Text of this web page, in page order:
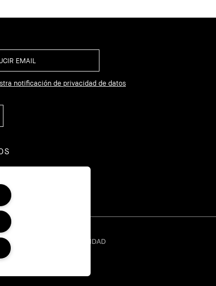
notificación de privacidad de datos
POLÍTICA DE PRIVACIDAD